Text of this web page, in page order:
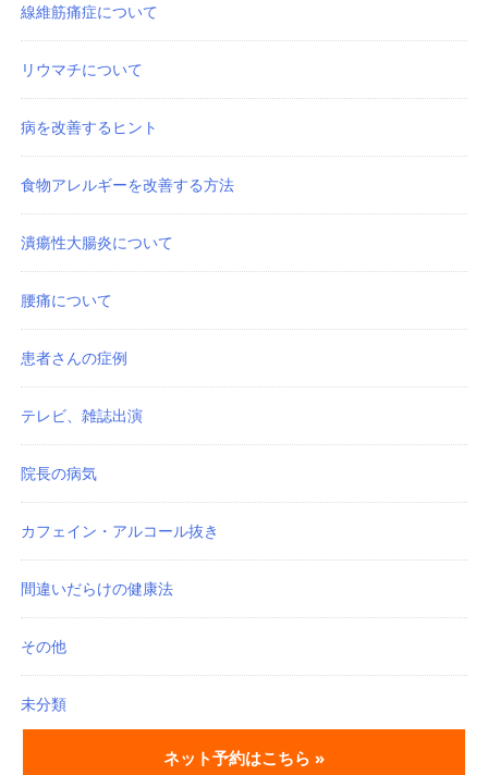
線維筋痛症について
リウマチについて
病を改善するヒント
食物アレルギーを改善する方法
潰瘍性大腸炎について
腰痛について
患者さんの症例
テレビ、雑誌出演
院長の病気
カフェイン・アルコール抜き
間違いだらけの健康法
その他
未分類
ネット予約はこちら »